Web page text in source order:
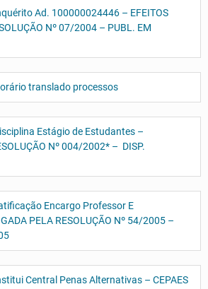
Ad. 100000024446 – EFEITOS
Nº 07/2004 – PUBL. EM
translado processos
Estágio de Estudantes –
Nº 004/2002* – DISP.
Encargo Professor E
PELA RESOLUÇÃO Nº 54/2005 –
Central Penas Alternativas – CEPAES